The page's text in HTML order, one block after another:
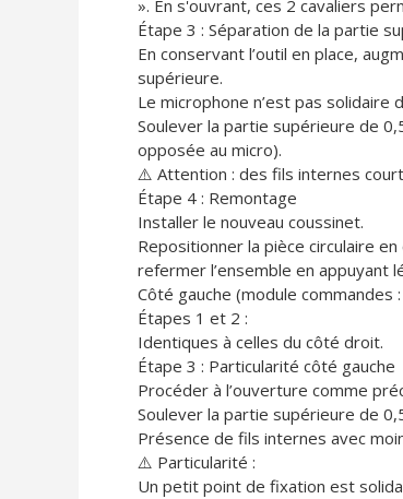
». En s'ouvrant, ces 2 cavaliers
Étape 3 : Séparation de la partie
En conservant l’outil en place,
supérieure.
Le microphone n’est pas solidaire
Soulever la partie supérieure de
opposée au micro).
⚠️ Attention : des fils internes
Étape 4 : Remontage
Installer le nouveau coussinet.
Repositionner la pièce circulaire
refermer l’ensemble en appuyant
Côté gauche (module
Étapes 1 et 2 :
Identiques à celles du côté droit.
Étape 3 : Particularité côté gauche
Procéder à l’ouverture comme
Soulever la partie supérieure de
Présence de fils internes avec
⚠️ Particularité :
Un petit point de fixation est